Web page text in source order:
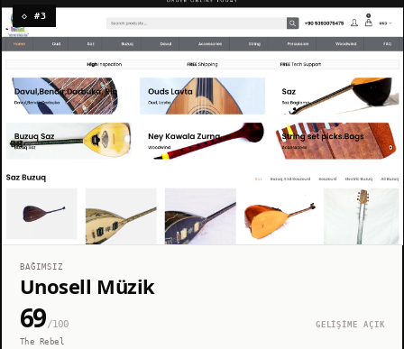
◇ #3
BAĞIMSIZ
Unosell Müzik
69/100
GELİŞİME AÇIK
The Rebel